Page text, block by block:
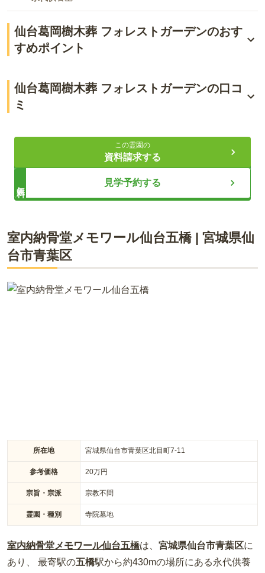
仙台葛岡樹木葬 フォレストガーデンのおす
すめポイント
大切なペットと共に眠れる
ライフドット編集部
す。和風と洋風、趣の異なる2つのエリアに5タイプのお墓があ
り、ご希望に合わせてお選びいただけます。大切なペットと一
緒に眠ることもでき（共同墓を除く）、有期限ではなく永遠に
や東屋が整備された園内で、季節の草花を楽しみながらゆっく
仙台葛岡樹木葬 フォレストガーデンの口コ
ミ
40代・女性
車を所有されている方は問題ないかと思います。交通機関を
使われる方は不便ですが、送迎があるようなので問題はない
口コミをすべて見る（2件）
この霊園の
資料請求する
見学予約する
室内納骨堂メモワール仙台五橋| 宮城県仙
台市青葉区
所在地 宮城県仙台市青葉区北目町7-11
参考価格 20万円
宗旨・宗派 宗教不問
霊園・種別 寺院墓地
室内納骨堂メモワール仙台五橋は、 宮城県仙台市青葉区に
あり、 最寄駅の五橋駅から約430mの場所にある永代供養